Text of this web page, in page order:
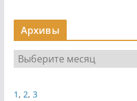
Архивы
1 , 2, 3